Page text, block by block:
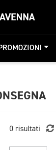
PROMOZIONI
0 risultati